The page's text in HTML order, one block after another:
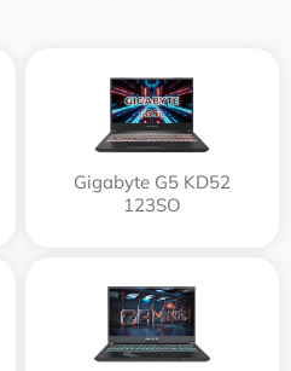
Gigabyte G5 KD52
123SO